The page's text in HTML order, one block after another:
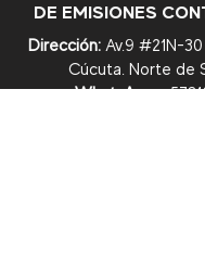
DE EMISIONES
Dirección: Av.9 #21N-
Cúcuta. Norte de
WhatsApp:+57